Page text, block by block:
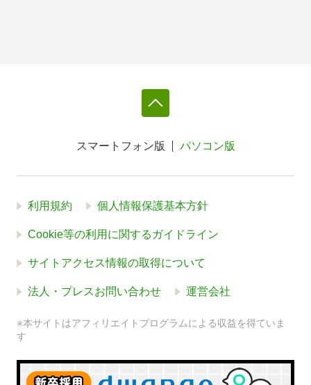
スマートフォン版 パソコン版
利用規約 個人情報保護基本方針
Cookie等の利用に関するガイドライン
サイトアクセス情報の取得について
法人・プレスお問い合わせ 運営会社
※本サイトはアフィリエイトプログラムによる収益を得ていま
す